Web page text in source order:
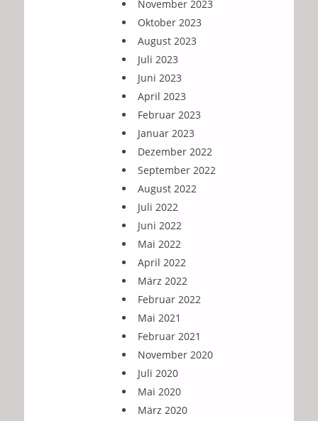
November 2023
Oktober 2023
August 2023
Juli 2023
Juni 2023
April 2023
Februar 2023
Januar 2023
Dezember 2022
September 2022
August 2022
Juli 2022
Juni 2022
Mai 2022
April 2022
März 2022
Februar 2022
Mai 2021
Februar 2021
November 2020
Juli 2020
Mai 2020
März 2020